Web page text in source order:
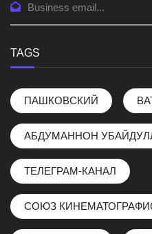
TAGS
ПАШКОВСКИЙ
АБДУМАННОН
ТЕЛЕГРАМ-КАНАЛ
СОЮЗ